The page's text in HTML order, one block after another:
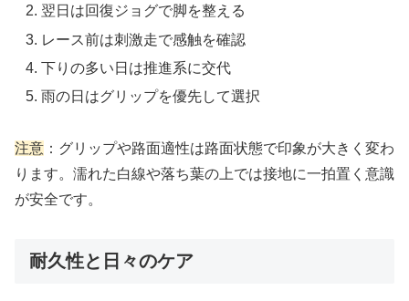
翌日は回復ジョグで脚を整える
レース前は刺激走で感触を確認
下りの多い日は推進系に交代
雨の日はグリップを優先して選択
注意 ：グリップや路面適性は路面状態で印象が大きく変わ
ります。濡れた白線や落ち葉の上では接地に一拍置く意識
が安全です。
耐久性と日々のケア